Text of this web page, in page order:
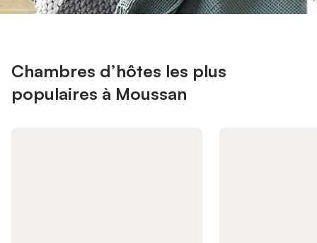
Chambres d’hôtes les plus
populaires à Moussan